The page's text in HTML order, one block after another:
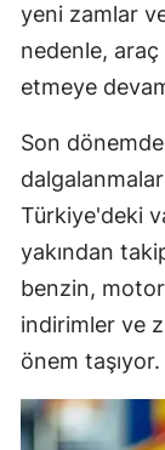
yeni zamlar
nedenle,
etmeye
Son
Türkiye'deki
yakından
benzin,
indirimler ve
önem taşıyor.